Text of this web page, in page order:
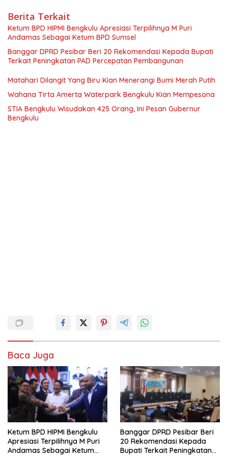
Berita Terkait
Ketum BPD HIPMI Bengkulu Apresiasi Terpilihnya M Puri
Andamas Sebagai Ketum BPD Sumsel
Banggar DPRD Pesibar Beri 20 Rekomendasi Kepada Bupati
Terkait Peningkatan PAD Percepatan Pembangunan
Matahari Dilangit Yang Biru Kian Menerangi Bumi Merah Putih
Wahana Tirta Amerta Waterpark Bengkulu Kian Mempesona
STIA Bengkulu Wisudakan 425 Orang, Ini Pesan Gubernur
Bengkulu
Baca Juga
Ketum BPD HIPMI Bengkulu
Apresiasi Terpilihnya M Puri
Andamas Sebagai Ketum
Banggar DPRD Pesibar Beri
20 Rekomendasi Kepada
Bupati Terkait Peningkatan